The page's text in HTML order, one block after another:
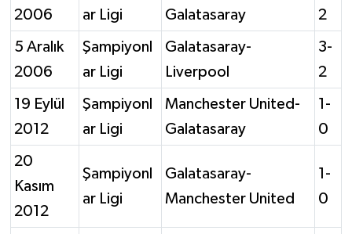
2006
ar Ligi
Galatasaray
2
5 Aralık
2006
Şampiyonl
ar Ligi
Galatasaray-
Liverpool
3-
2
19 Eylül
2012
Şampiyonl
ar Ligi
Manchester United-
Galatasaray
1-
0
20
Kasım
2012
Şampiyonl
ar Ligi
Galatasaray-
Manchester United
1-
0